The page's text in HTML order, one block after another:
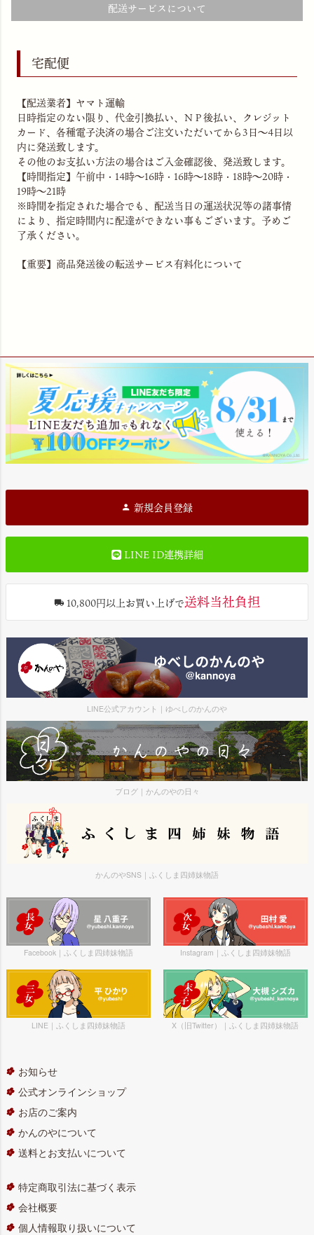
配送サービスについて
宅配便
【配送業者】ヤマト運輸
日時指定のない限り、代金引換払い、ＮＰ後払い、クレジット
カード、各種電子決済の場合ご注文いただいてから3日～4日以
内に発送致します。
その他のお支払い方法の場合はご入金確認後、発送致します。
【時間指定】午前中・14時～16時・16時～18時・18時～20時・
19時～21時
※時間を指定された場合でも、配送当日の運送状況等の諸事情
により、指定時間内に配達ができない事もございます。予めご
了承ください。
【重要】商品発送後の転送サービス有料化について
新規会員登録
LINE ID連携詳細
10,800円以上お買い上げで送料当社負担
LINE公式アカウント｜ゆべしのかんのや
ブログ｜かんのやの日々
かんのやSNS｜ふくしま四姉妹物語
Facebook｜ふくしま四姉妹物語 Instagram｜ふくしま四姉妹物語
LINE｜ふくしま四姉妹物語 X（旧Twitter）｜ふくしま四姉妹物語
特定商取引法に基づく表示
会社概要
個人情報取り扱いについて
お知らせ
公式オンラインショップ
お店のご案内
かんのやについて
送料とお支払いについて